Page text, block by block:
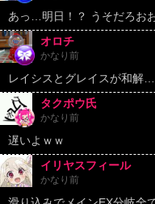
あっ…明日！？ うそだろお
オロチ
かなり前
レイシスとグレイスが和解…
タクポウ氏
かなり前
遅いよｗｗ
イリヤスフィール
かなり前